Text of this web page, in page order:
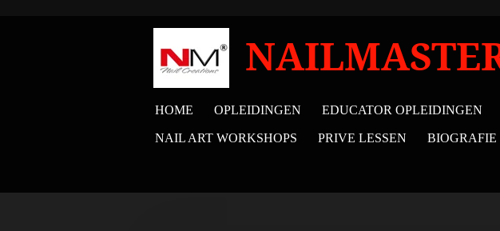
HOME OPLEIDINGEN EDUCATOR OPLEIDINGEN
NAIL ART WORKSHOPS PRIVE LESSEN BIOGRAFIE